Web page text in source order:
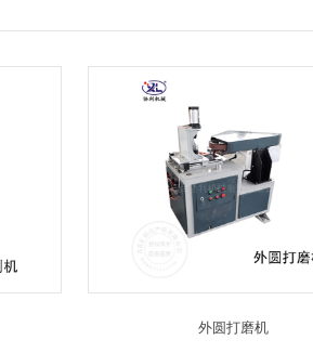
外圆打磨机